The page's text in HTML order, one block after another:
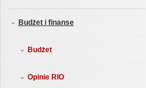
Budżet i finanse
Budżet
Opinie RIO